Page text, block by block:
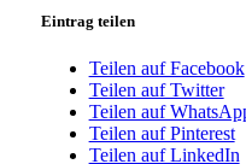
Eintrag teilen
Teilen auf Facebook
Teilen auf Twitter
Teilen auf
Teilen auf Pinterest
Teilen auf LinkedIn